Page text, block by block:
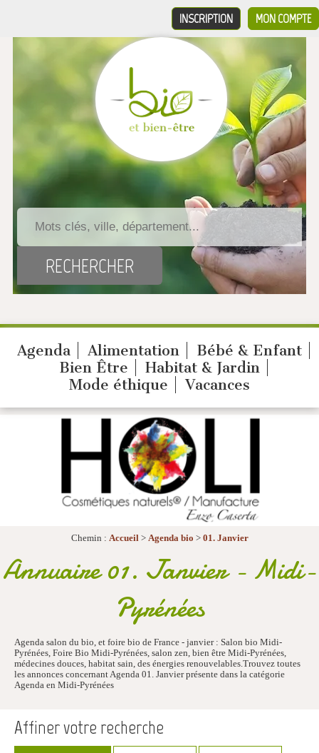
MON COMPTE
INSCRIPTION
Agenda Alimentation
Bébé & Enfant
Bien Être
Habitat & Jardin
Mode éthique
Vacances
Chemin : Accueil> Agenda bio > 01. Janvier
Annuaire 01. Janvier - Midi-
Pyrénées
Agenda salon du bio, et foire bio de France - janvier : Salon bio Midi-
Pyrénées, Foire Bio Midi-Pyrénées, salon zen, bien être Midi-Pyrénées,
médecines douces, habitat sain, des énergies renouvelables.Trouvez toutes
les annonces concernant Agenda 01. Janvier présente dans la catégorie
Agenda en Midi-Pyrénées
Affiner votre recherche